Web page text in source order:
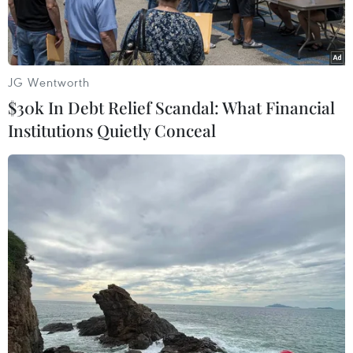
Ngoại trưởng Nga Sergei Lavrov. (Ảnh: AFP/TTXVN)
THX đưa tin, ngày 19/3, Ngoại trưởng Nga
Sergei Lavrov và người đồng cấp Iran
Mohammad Javad Zarif đã nhất trí phối hợp
hướng tới giải quyết cuộc khủng hoảng
Venezuela.
JG Wentworth
$30k In Debt Relief Scandal: What Financial
Institutions Quietly Conceal